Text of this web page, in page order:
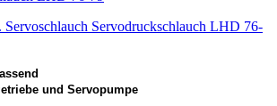
Servoschlauch Servodruckschlauch LHD 76-
und Servopumpe